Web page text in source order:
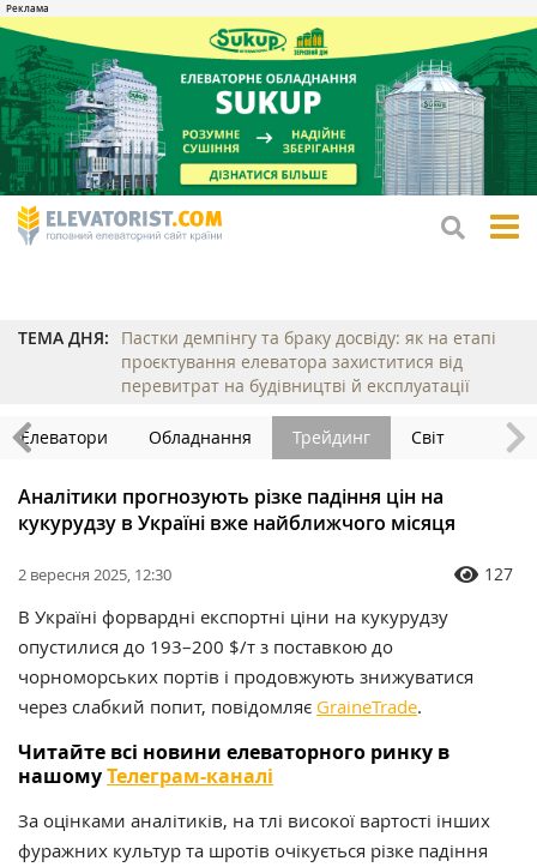
ТЕМА ДНЯ:
Пастки демпінгу та браку досвіду: як на етапі
проєктування елеватора захиститися від
перевитрат на будівництві й експлуатації
Елеватори Обладнання Трейдинг Світ
Аналітики прогнозують різке падіння цін на
кукурудзу в Україні вже найближчого місяця
2 вересня 2025, 12:30 127
В Україні форвардні експортні ціни на кукурудзу
опустилися до 193–200 $/т з поставкою до
чорноморських портів і продовжують знижуватися
через слабкий попит, повідомляє GraineTrade.
Читайте всі новини елеваторного ринку в
нашомуТелеграм-каналі
За оцінками аналітиків, на тлі високої вартості інших
фуражних культур та шротів очікується різке падіння